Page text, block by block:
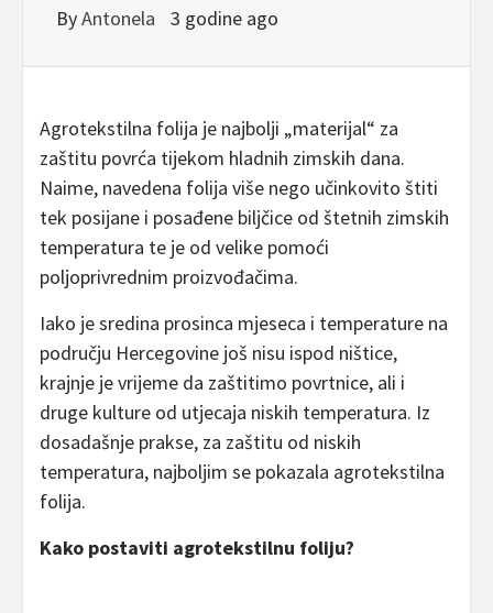
ByAntonela 3 godine ago
Agrotekstilna folija je najbolji „materijal“ za
zaštitu povrća tijekom hladnih zimskih dana.
Naime, navedena folija više nego učinkovito štiti
tek posijane i posađene biljčice od štetnih zimskih
temperatura te je od velike pomoći
poljoprivrednim proizvođačima.
Iako je sredina prosinca mjeseca i temperature na
području Hercegovine još nisu ispod ništice,
krajnje je vrijeme da zaštitimo povrtnice, ali i
druge kulture od utjecaja niskih temperatura. Iz
dosadašnje prakse, za zaštitu od niskih
temperatura, najboljim se pokazala agrotekstilna
folija.
Kako postaviti agrotekstilnu foliju?